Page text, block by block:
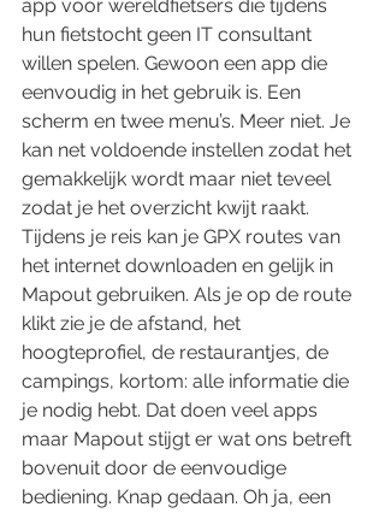
app voor wereldfietsers die tijdens
hun fietstocht geen IT consultant
willen spelen. Gewoon een app die
eenvoudig in het gebruik is. Een
scherm en twee menu’s. Meer niet. Je
kan net voldoende instellen zodat het
gemakkelijk wordt maar niet teveel
zodat je het overzicht kwijt raakt.
Tijdens je reis kan je GPX routes van
het internet downloaden en gelijk in
Mapout gebruiken. Als je op de route
klikt zie je de afstand, het
hoogteprofiel, de restaurantjes, de
campings, kortom: alle informatie die
je nodig hebt. Dat doen veel apps
maar Mapout stijgt er wat ons betreft
bovenuit door de eenvoudige
bediening. Knap gedaan. Oh ja, een